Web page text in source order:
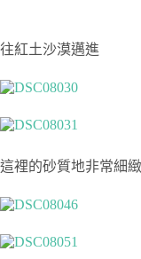
往紅土沙漠邁進
這裡的砂質地非常細